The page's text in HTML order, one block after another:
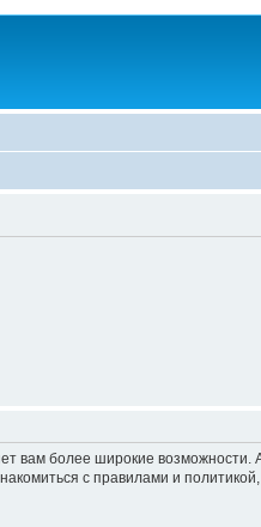
вам более широкие
с правилами и